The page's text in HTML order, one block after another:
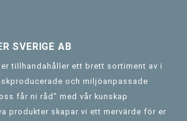
SVERIGE AB
tillhandahåller ett brett sortiment av i
och miljöanpassade
får ni råd" med vår kunskap
produkter skapar vi ett mervärde för er